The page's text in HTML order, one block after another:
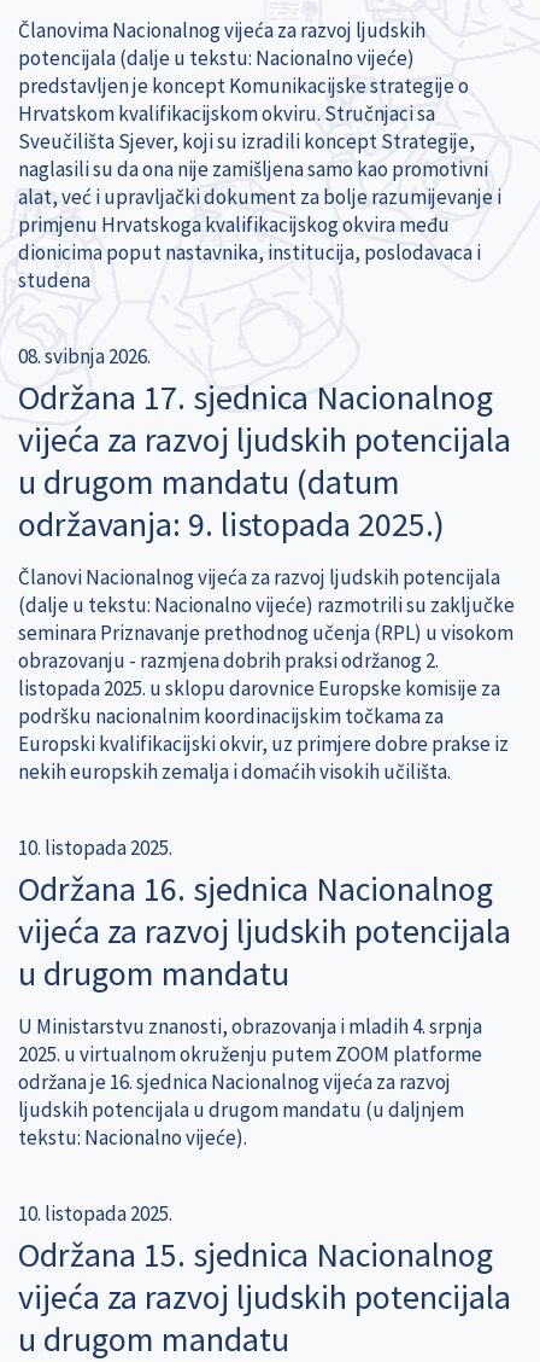
Članovima Nacionalnog vijeća za razvoj ljudskih
potencijala (dalje u tekstu: Nacionalno vijeće)
predstavljen je koncept Komunikacijske strategije o
Hrvatskom kvalifikacijskom okviru. Stručnjaci sa
Sveučilišta Sjever, koji su izradili koncept Strategije,
naglasili su da ona nije zamišljena samo kao promotivni
alat, već i upravljački dokument za bolje razumijevanje i
primjenu Hrvatskoga kvalifikacijskog okvira među
dionicima poput nastavnika, institucija, poslodavaca i
studena
08. svibnja 2026.
Održana 17. sjednica Nacionalnog
vijeća za razvoj ljudskih potencijala
u drugom mandatu (datum
održavanja: 9. listopada 2025.)
Članovi Nacionalnog vijeća za razvoj ljudskih potencijala
(dalje u tekstu: Nacionalno vijeće) razmotrili su zaključke
seminara Priznavanje prethodnog učenja (RPL) u visokom
obrazovanju - razmjena dobrih praksi održanog 2.
listopada 2025. u sklopu darovnice Europske komisije za
podršku nacionalnim koordinacijskim točkama za
Europski kvalifikacijski okvir, uz primjere dobre prakse iz
nekih europskih zemalja i domaćih visokih učilišta.
10. listopada 2025.
Održana 16. sjednica Nacionalnog
vijeća za razvoj ljudskih potencijala
u drugom mandatu
U Ministarstvu znanosti, obrazovanja i mladih 4. srpnja
2025. u virtualnom okruženju putem ZOOM platforme
održana je 16. sjednica Nacionalnog vijeća za razvoj
ljudskih potencijala u drugom mandatu (u daljnjem
tekstu: Nacionalno vijeće).
10. listopada 2025.
Održana 15. sjednica Nacionalnog
vijeća za razvoj ljudskih potencijala
u drugom mandatu